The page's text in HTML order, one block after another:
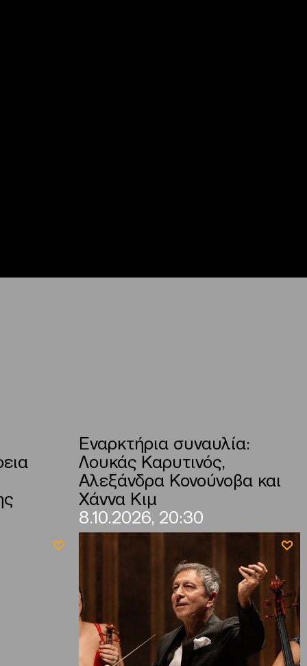
Εναρκτήρια συναυλία:
Λουκάς Καρυτινός,
Αλεξάνδρα Κονούνοβα και
Χάννα Κιμ
8.10.2026, 20:30